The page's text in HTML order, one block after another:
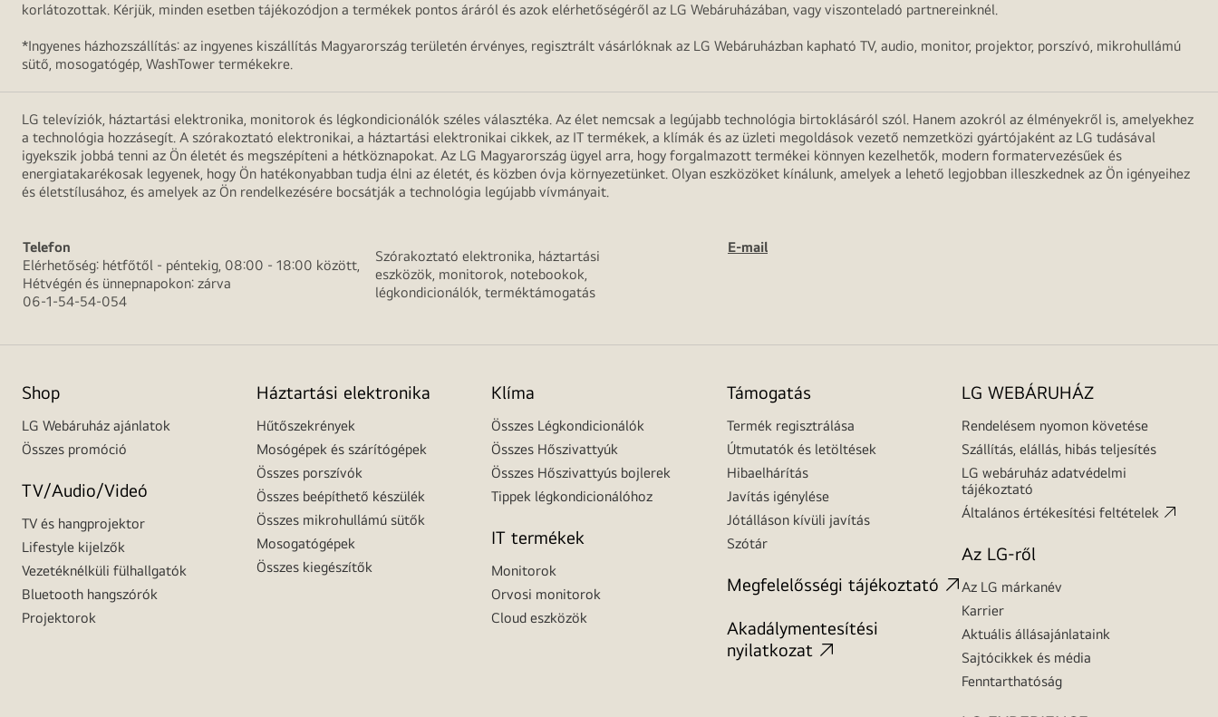
korlátozottak. Kérjük, minden esetben tájékozódjon a termékek pontos áráról és azok elérhetőségéről az LG Webáruházában, vagy viszonteladó partnereinknél.
*Ingyenes házhozszállítás: az ingyenes kiszállítás Magyarország területén érvényes, regisztrált vásárlóknak az LG Webáruházban kapható TV, audio, monitor, projektor, porszívó, mikrohullámú
sütő, mosogatógép, WashTower termékekre.
LG televíziók, háztartási elektronika, monitorok és légkondicionálók széles választéka. Az élet nemcsak a legújabb technológia birtoklásáról szól. Hanem azokról az élményekről is, amelyekhez
a technológia hozzásegít. A szórakoztató elektronikai, a háztartási elektronikai cikkek, az IT termékek, a klímák és az üzleti megoldások vezető nemzetközi gyártójaként az LG tudásával
igyekszik jobbá tenni az Ön életét és megszépíteni a hétköznapokat. Az LG Magyarország ügyel arra, hogy forgalmazott termékei könnyen kezelhetők, modern formatervezésűek és
energiatakarékosak legyenek, hogy Ön hatékonyabban tudja élni az életét, és közben óvja környezetünket. Olyan eszközöket kínálunk, amelyek a lehető legjobban illeszkednek az Ön igényeihez
és életstílusához, és amelyek az Ön rendelkezésére bocsátják a technológia legújabb vívmányait.
Telefon
Elérhetőség: hétfőtől - péntekig, 08:00 - 18:00 között,
Hétvégén és ünnepnapokon: zárva
06-1-54-54-054
Szórakoztató elektronika, háztartási
eszközök, monitorok, notebookok,
légkondicionálók, terméktámogatás
E-mail
Shop
LG Webáruház ajánlatok
Összes promóció
TV/Audio/Videó
TV és hangprojektor
Lifestyle kijelzők
Vezetéknélküli fülhallgatók
Bluetooth hangszórók
Projektorok
Háztartási elektronika
Hűtőszekrények
Mosógépek és szárítógépek
Összes porszívók
Összes beépíthető készülék
Összes mikrohullámú sütők
Mosogatógépek
Összes kiegészítők
Klíma
Összes Légkondicionálók
Összes Hőszivattyúk
Összes Hőszivattyús bojlerek
Tippek légkondicionálóhoz
IT termékek
Monitorok
Orvosi monitorok
Cloud eszközök
Támogatás
Termék regisztrálása
Útmutatók és letöltések
Hibaelhárítás
Javítás igénylése
Jótálláson kívüli javítás
Szótár
Megfelelősségi tájékoztató
Akadálymentesítési
nyilatkozat
LG WEBÁRUHÁZ
Rendelésem nyomon követése
Szállítás, elállás, hibás teljesítés
LG webáruház adatvédelmi
tájékoztató
Általános értékesítési feltételek
Az LG-ről
Az LG márkanév
Karrier
Aktuális állásajánlataink
Sajtócikkek és média
Fenntarthatóság